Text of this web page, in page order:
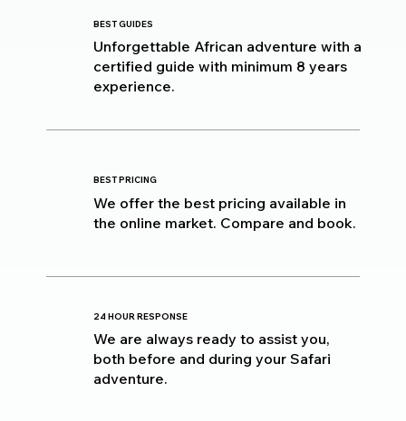
BEST GUIDES
Unforgettable African adventure with a
certified guide with minimum 8 years
experience.
BEST PRICING
We offer the best pricing available in
the online market. Compare and book.
24 HOUR RESPONSE
We are always ready to assist you,
both before and during your Safari
adventure.